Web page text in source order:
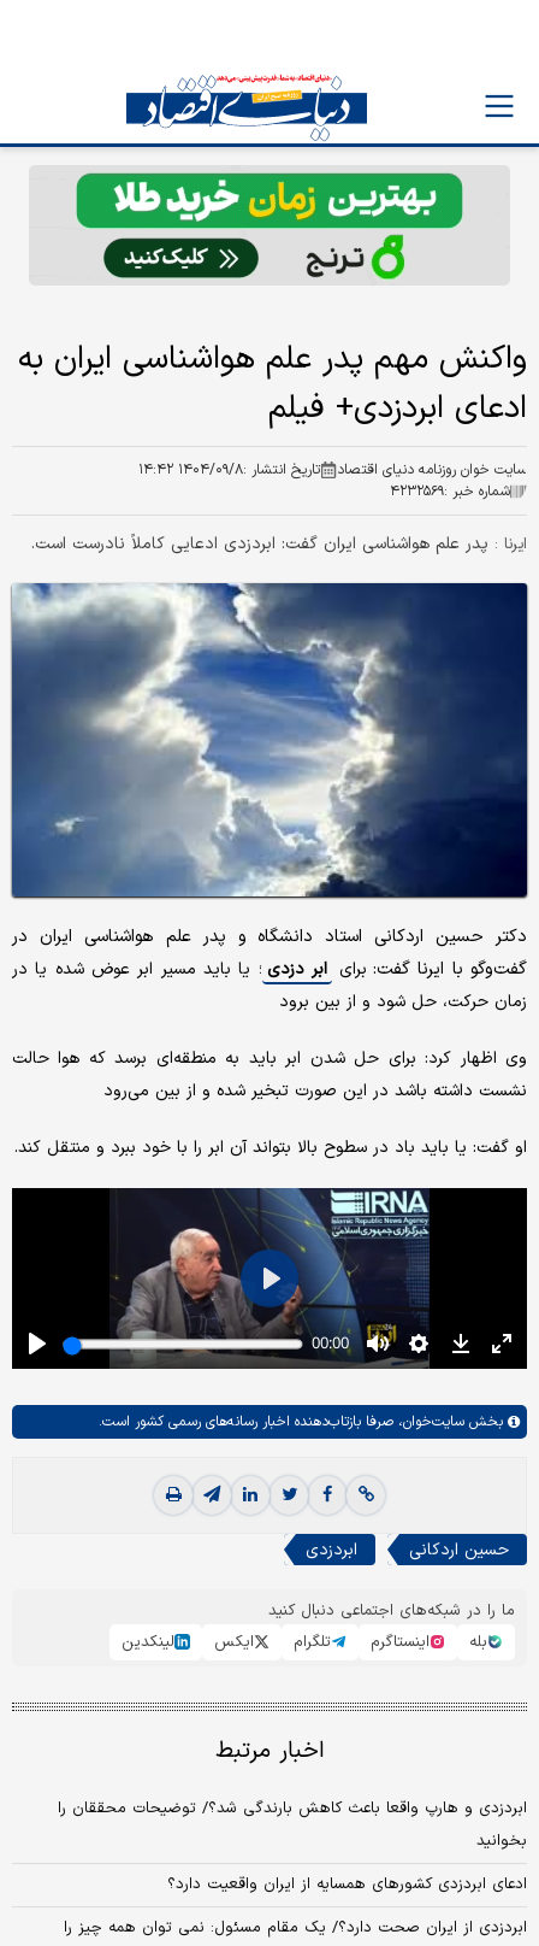
واکنش مهم پدر علم هواشناسی ایران به
ادعای ابردزدی+ فیلم
سایت خوان روزنامه دنیای اقتصاد تاریخ انتشار :۱۴۰۴/۰۹/۸ ۱۴:۴۲
شماره خبر :۴۲۳۲۵۶۹
ایرنا : پدر علم هواشناسی ایران گفت: ابردزدی ادعایی کاملاً نادرست است.
دکتر حسین اردکانی استاد دانشگاه و پدر علم هواشناسی ایران در
گفت‌وگو با ایرنا گفت: برای ابر دزدی ؛ یا باید مسیر ابر عوض شده یا در
زمان حرکت، حل شود و از بین برود
وی اظهار کرد: برای حل شدن ابر باید به منطقه‌ای برسد که هوا حالت
نشست داشته باشد در این صورت تبخیر شده و از بین می‌رود
او گفت: یا باید باد در سطوح بالا بتواند آن ابر را با خود ببرد و منتقل کند.
بخش سایت‌خوان، صرفا بازتاب‌دهنده اخبار رسانه‌های رسمی کشور است.
حسین اردکانی ابردزدی
ما را در شبکه‌های اجتماعی دنبال کنید
بله
اینستاگرم تلگرام ایکس لینکدین
اخبار مرتبط
ابردزدی و هارپ واقعا باعث کاهش بارندگی شد؟/ توضیحات محققان را
بخوانید
ادعای ابردزدی کشورهای همسایه از ایران واقعیت دارد؟
ابردزدی از ایران صحت دارد؟/ یک مقام مسئول: نمی توان همه چیز را